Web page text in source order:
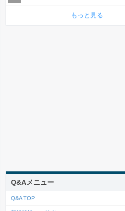
もっと見る
Q&Aメニュー
Q&A TOP